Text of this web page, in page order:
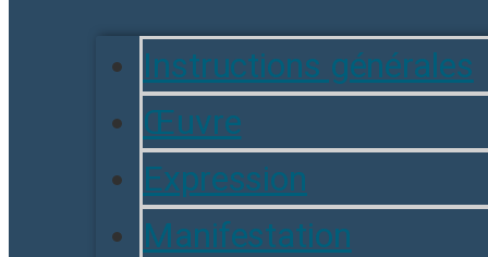
Instructions générales
Œuvre
Expression
Manifestation